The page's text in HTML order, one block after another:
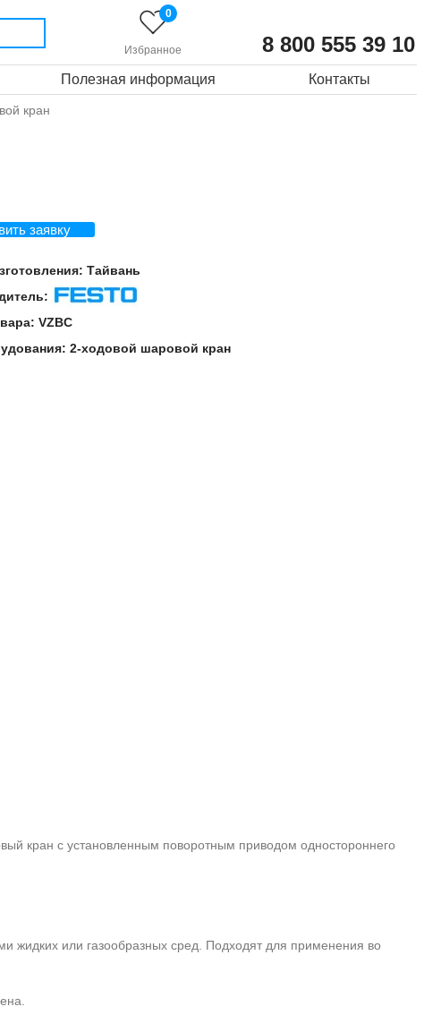
Избранное
0
8 800 555 39 10
Полезная информация Контакты
кран
заявку
Тайвань
Festo
VZBC
2-ходовой шаровой кран
кран с установленным поворотным приводом одностороннего
жидких или газообразных сред. Подходят для применения во